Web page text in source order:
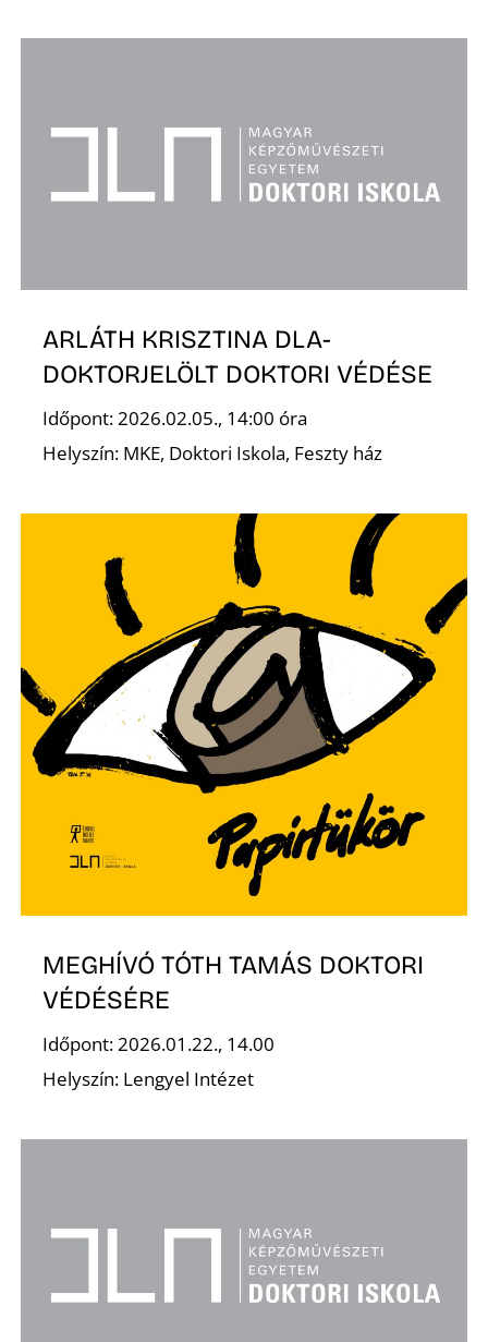
ARLÁTH KRISZTINA DLA-
DOKTORJELÖLT DOKTORI VÉDÉSE
Időpont: 2026.02.05., 14:00 óra
Helyszín: MKE, Doktori Iskola, Feszty ház
MEGHÍVÓ TÓTH TAMÁS DOKTORI
VÉDÉSÉRE
Időpont: 2026.01.22., 14.00
Helyszín: Lengyel Intézet